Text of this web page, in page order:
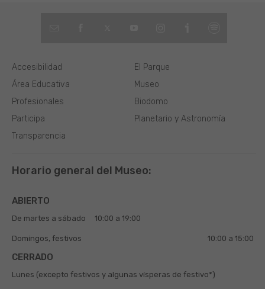
El Parque
Museo
Biodomo
Planetario y Astronomía
Área Educativa
Profesionales
Participa
Transparencia
Accesibilidad
Horario general del Museo:
ABIERTO
De martes a sábado 10:00 a 19:00
Domingos, festivos 10:00 a 15:00
CERRADO
Lunes (excepto festivos y algunas vísperas de festivo*)